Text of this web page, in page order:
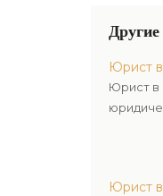
Юрист
Юрист в
Юрист